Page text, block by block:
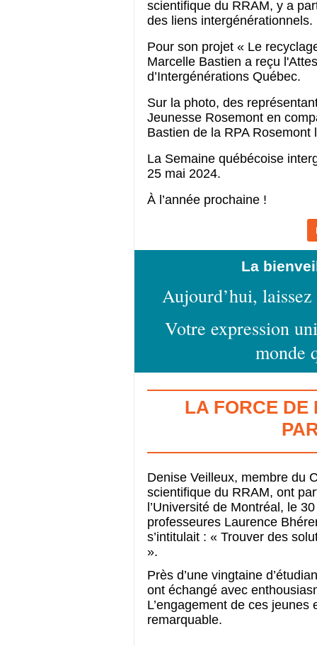
scientifique du RRAM, y a
des liens intergénérationnels.
Pour son projet « Le
Marcelle Bastien a reçu
d’Intergénérations Québec.
Sur la photo, des
Jeunesse Rosemont en
Bastien de la RPA Rosemont
La Semaine québécoise
25 mai 2024.
À l’année prochaine !
La
Aujourd’hui,
Votre expression
monde
LA FORCE DE
Denise Veilleux, membre du
scientifique du RRAM, ont
l’Université de Montréal, le
professeures Laurence
s’intitulait : « Trouver des
».
Près d’une vingtaine
ont échangé avec
L’engagement de ces
remarquable.